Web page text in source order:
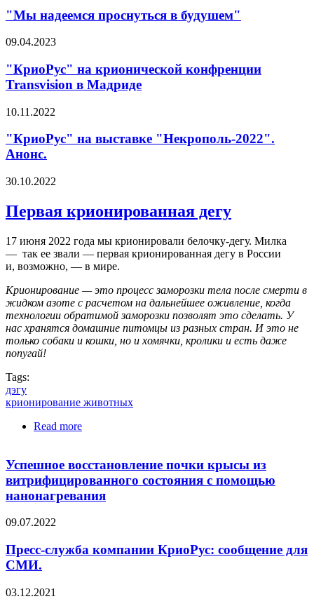
"Мы надеемся проснуться в будушем"
09.04.2023
"КриоРус" на крионической конфренции
Transvision в Мадриде
10.11.2022
"КриоРус" на выставке "Некрополь-2022".
Анонс.
30.10.2022
Первая крионированная дегу
17 июня 2022 года мы крионировали белочку-дегу. Милка
— так ее звали — первая крионированная дегу в России
и, возможно, — в мире.
Крионирование — это процесс заморозки тела после смерти в
жидком азоте с расчетом на дальнейшее оживление, когда
технологии обратимой заморозки позволят это сделать. У
нас хранятся домашние питомцы из разных стран. И это не
только собаки и кошки, но и хомячки, кролики и есть даже
попугай!
Tags:
дэгу
крионирование животных
Read more
Успешное восстановление почки крысы из
витрифицированного состояния с помощью
нанонагревания
09.07.2022
Пресс-служба компании КриоРус: сообщение для
СМИ.
03.12.2021